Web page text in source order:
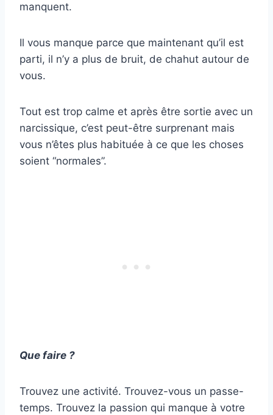
manquent.
Il vous manque parce que maintenant qu’il est
parti, il n’y a plus de bruit, de chahut autour de
vous.
Tout est trop calme et après être sortie avec un
narcissique, c’est peut-être surprenant mais
vous n’êtes plus habituée à ce que les choses
soient “normales”.
Que faire ?
Trouvez une activité. Trouvez-vous un passe-
temps. Trouvez la passion qui manque à votre